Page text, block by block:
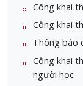
Công khai
Công khai
Thông báo
Công khai
người học